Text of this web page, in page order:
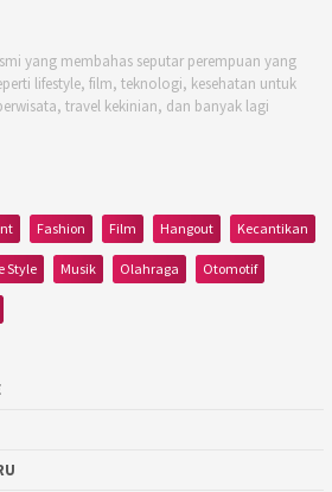
yang membahas seputar perempuan yang
lifestyle, film, teknologi, kesehatan untuk
travel kekinian, dan banyak lagi
Fashion Film Hangout Kecantikan
Style Musik Olahraga Otomotif